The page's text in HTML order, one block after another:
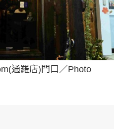
通羅店)門口／Photo